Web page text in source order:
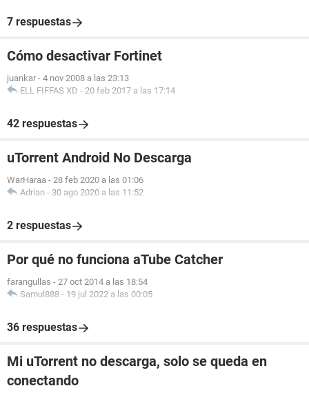
7 respuestas
Cómo desactivar Fortinet
juankar - 4 nov 2008 a las 23:13
ELL FIFFAS XD - 20 feb 2017 a las 17:14
42 respuestas
uTorrent Android No Descarga
WarHaraa - 28 feb 2020 a las 01:06
Adrian - 30 ago 2020 a las 11:52
2 respuestas
Por qué no funciona aTube Catcher
farangullas - 27 oct 2014 a las 18:54
Samul888 - 19 jul 2022 a las 00:05
36 respuestas
Mi uTorrent no descarga, solo se queda en
conectando